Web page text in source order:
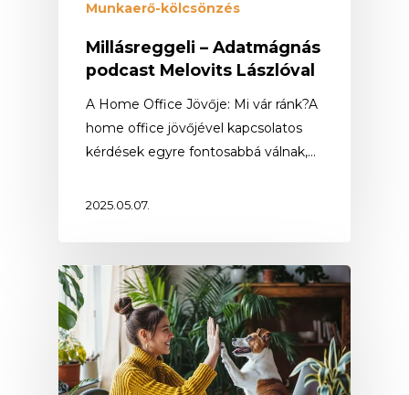
Munkaerő-kölcsönzés
Millásreggeli – Adatmágnás
podcast Melovits Lászlóval
A Home Office Jövője: Mi vár ránk?A
home office jövőjével kapcsolatos
kérdések egyre fontosabbá válnak,…
2025.05.07.